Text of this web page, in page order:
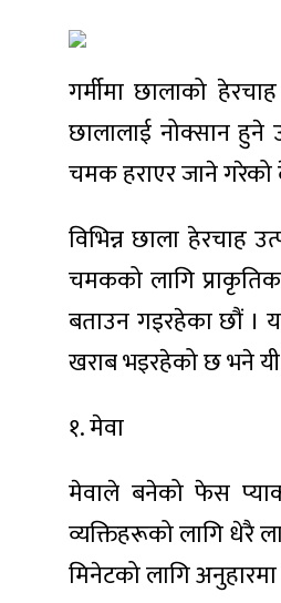
गर्मीमा छालाको
छालालाई नोक्सान हुने
चमक हराएर जाने गरेको
विभिन्न छाला हेरचाह
चमकको लागि
बताउन गइरहेका छौं ।
खराब भइरहेको छ भने
१. मेवा
मेवाले बनेको फेस
व्यक्तिहरूको लागि धेरै
मिनेटको लागि अनुहारमा